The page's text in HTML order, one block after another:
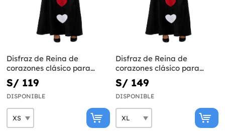
Disfraz de Reina de
corazones clásico para
mujer
S/ 119
DISPONIBLE
Disfraz de Reina de
corazones clásico para
mujer talla grande
S/ 149
DISPONIBLE